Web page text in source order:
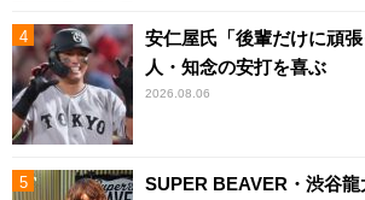
安仁屋氏「後輩だけに頑
人・知念の安打を喜ぶ
2026.08.06
SUPER BEAVER・渋谷